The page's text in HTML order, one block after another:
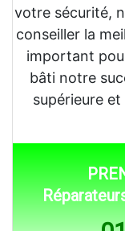
votre sécurité,
conseiller la
important
bâti notre
supérieure